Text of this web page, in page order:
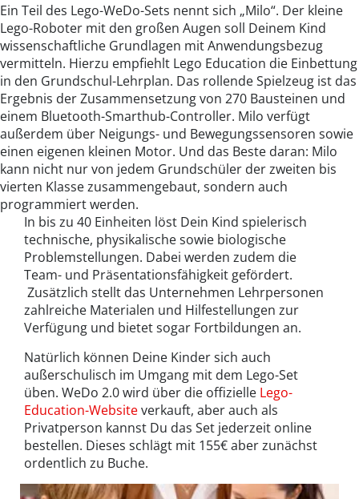
Ein Teil des Lego-WeDo-Sets nennt sich „Milo“. Der kleine
Lego-Roboter mit den großen Augen soll Deinem Kind
wissenschaftliche Grundlagen mit Anwendungsbezug
vermitteln. Hierzu empfiehlt Lego Education die Einbettung
in den Grundschul-Lehrplan. Das rollende Spielzeug ist das
Ergebnis der Zusammensetzung von 270 Bausteinen und
einem Bluetooth-Smarthub-Controller. Milo verfügt
außerdem über Neigungs- und Bewegungssensoren sowie
einen eigenen kleinen Motor. Und das Beste daran: Milo
kann nicht nur von jedem Grundschüler der zweiten bis
vierten Klasse zusammengebaut, sondern auch
programmiert werden.
In bis zu 40 Einheiten löst Dein Kind spielerisch
technische, physikalische sowie biologische
Problemstellungen. Dabei werden zudem die
Team- und Präsentationsfähigkeit gefördert.
Zusätzlich stellt das Unternehmen Lehrpersonen
zahlreiche Materialen und Hilfestellungen zur
Verfügung und bietet sogar Fortbildungen an.
Natürlich können Deine Kinder sich auch
außerschulisch im Umgang mit dem Lego-Set
üben. WeDo 2.0 wird über die offizielle Lego-
Education-Websiteverkauft, aber auch als
Privatperson kannst Du das Set jederzeit online
bestellen. Dieses schlägt mit 155€ aber zunächst
ordentlich zu Buche.